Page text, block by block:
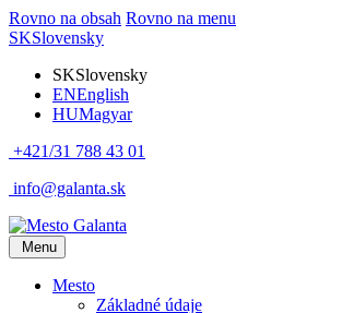
Rovno na obsah Rovno na menu
SKSlovensky
SKSlovensky
ENEnglish
HUMagyar
+421/31 788 43 01
info@galanta.sk
Menu
Mesto
Základné údaje